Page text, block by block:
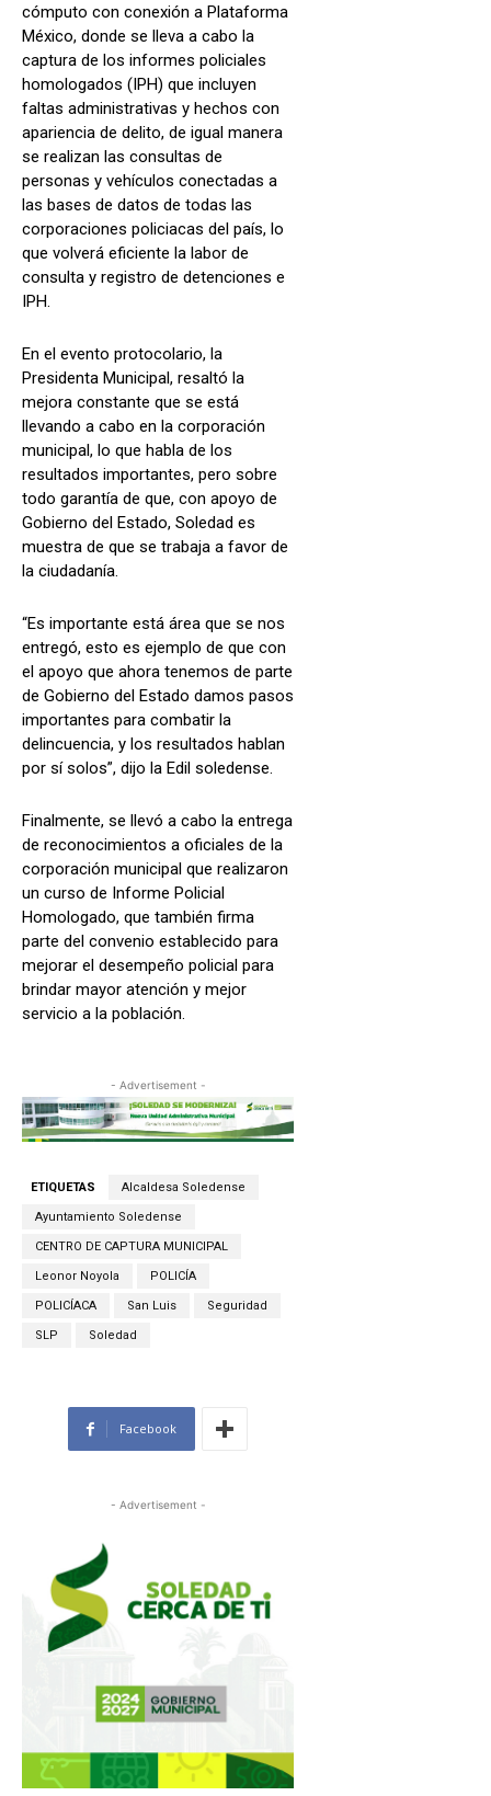
cómputo con conexión a Plataforma
México, donde se lleva a cabo la
captura de los informes policiales
homologados (IPH) que incluyen
faltas administrativas y hechos con
apariencia de delito, de igual manera
se realizan las consultas de
personas y vehículos conectadas a
las bases de datos de todas las
corporaciones policiacas del país, lo
que volverá eficiente la labor de
consulta y registro de detenciones e
IPH.
En el evento protocolario, la
Presidenta Municipal, resaltó la
mejora constante que se está
llevando a cabo en la corporación
municipal, lo que habla de los
resultados importantes, pero sobre
todo garantía de que, con apoyo de
Gobierno del Estado, Soledad es
muestra de que se trabaja a favor de
la ciudadanía.
“Es importante está área que se nos
entregó, esto es ejemplo de que con
el apoyo que ahora tenemos de parte
de Gobierno del Estado damos pasos
importantes para combatir la
delincuencia, y los resultados hablan
por sí solos”, dijo la Edil soledense.
Finalmente, se llevó a cabo la entrega
de reconocimientos a oficiales de la
corporación municipal que realizaron
un curso de Informe Policial
Homologado, que también firma
parte del convenio establecido para
mejorar el desempeño policial para
brindar mayor atención y mejor
servicio a la población.
- Advertisement -
ETIQUETAS Alcaldesa Soledense
Ayuntamiento Soledense
CENTRO DE CAPTURA MUNICIPAL
Leonor Noyola POLICÍA
POLICÍACA San Luis Seguridad
SLP Soledad
Facebook
- Advertisement -